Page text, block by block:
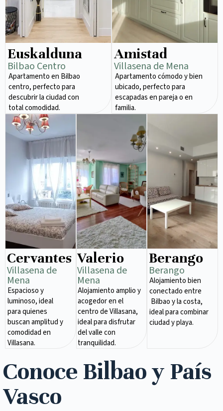
Euskalduna
Bilbao Centro
Apartamento en Bilbao
centro, perfecto para
descubrir la ciudad con
total comodidad.
Amistad
Villasena de Mena
Apartamento cómodo y bien
ubicado, perfecto para
escapadas en pareja o en
familia.
Cervantes
Villasena de
Mena​
Espacioso y
luminoso, ideal
para quienes
buscan amplitud y
comodidad en
Villasana.
Valerio
Villasena de
Mena​
Alojamiento amplio y
acogedor en el
centro de Villasana,
ideal para disfrutar
del valle con
tranquilidad.
Berango
Berango
Alojamiento bien
conectado entre
Bilbao y la costa,
ideal para combinar
ciudad y playa.
Conoce Bilbao y País
Vasco